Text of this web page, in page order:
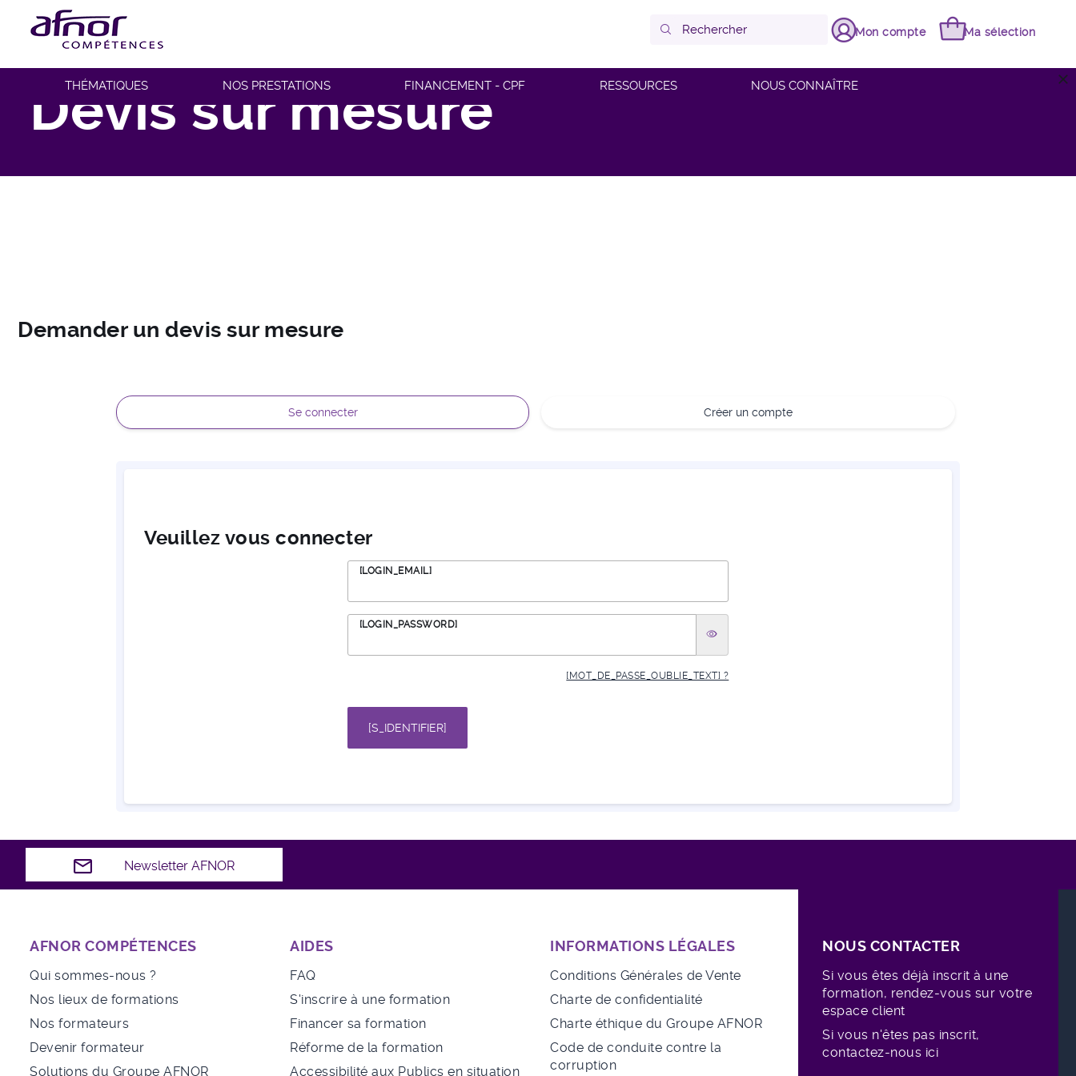
Mon compte Ma sélection
close
THÉMATIQUES NOS PRESTATIONS FINANCEMENT - CPF RESSOURCES NOUS CONNAÎTRE
Fil d'Ariane
Accueil Devis sur mesure
Devis sur mesure
Demander un devis sur mesure
Se connecter Créer un compte
Veuillez vous connecter
[LOGIN_EMAIL]
[LOGIN_PASSWORD]
[MOT_DE_PASSE_OUBLIE_TEXT] ?
[S_IDENTIFIER]
Newsletter AFNOR
AFNOR COMPÉTENCES
Qui sommes-nous ?
Nos lieux de formations
Nos formateurs
Devenir formateur
Solutions du Groupe AFNOR
AIDES
FAQ
S'inscrire à une formation
Financer sa formation
Réforme de la formation
Accessibilité aux Publics en situation
INFORMATIONS LÉGALES
Conditions Générales de Vente
Charte de confidentialité
Charte éthique du Groupe AFNOR
Code de conduite contre la
corruption
NOUS CONTACTER
Si vous êtes déjà inscrit à une
formation, rendez-vous sur votre
espace client
Si vous n'êtes pas inscrit,
contactez-nous ici